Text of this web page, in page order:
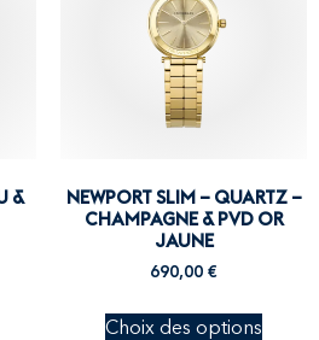
&
NEWPORT SLIM – QUARTZ –
CHAMPAGNE & PVD OR
JAUNE
690,00 €
Choix des options